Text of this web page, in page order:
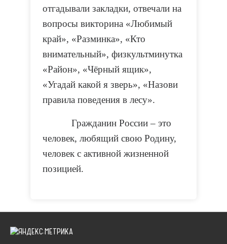
отгадывали закладки, отвечали на
вопросы викторина «Любимый
край», «Разминка», «Кто
внимательный», физкультминутка
«Район», «Чёрный ящик»,
«Угадай какой я зверь», «Назови
правила поведения в лесу».
Гражданин России – это
человек, любящий свою Родину,
человек с активной жизненной
позицией.